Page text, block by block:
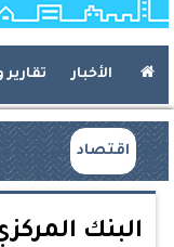
الأخبار
اقتصاد